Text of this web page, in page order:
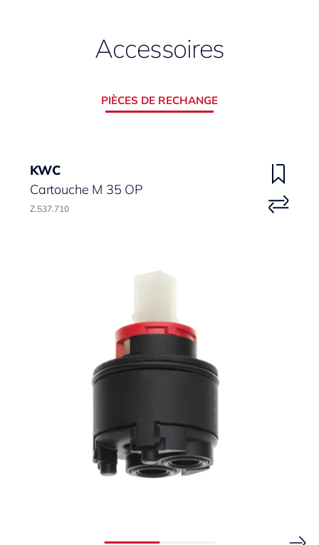
Accessoires
PIÈCES DE RECHANGE
KWC
Cartouche M 35 OP
Z.537.710